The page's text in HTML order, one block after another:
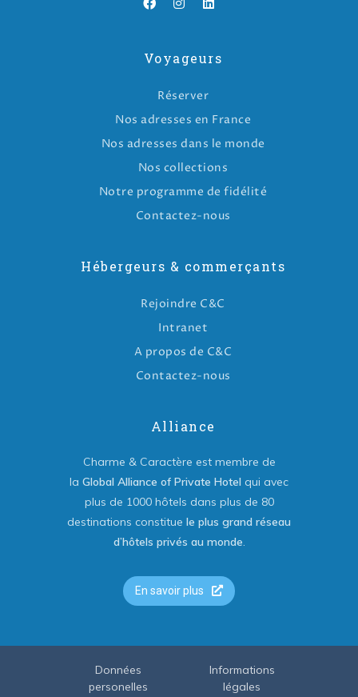
Voyageurs
Réserver
Nos adresses en France
Nos adresses dans le monde
Nos collections
Notre programme de fidélité
Contactez-nous
Hébergeurs & commerçants
Rejoindre C&C
Intranet
A propos de C&C
Contactez-nous
Alliance
Charme & Caractère est membre de
la Global Alliance of Private Hotel qui avec
plus de 1000 hôtels dans plus de 80
destinations constitue le plus grand réseau
d’hôtels privés au monde.
En savoir plus
Données
personelles
Informations
légales